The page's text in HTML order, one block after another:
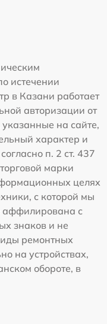
истечении
в Казани работает
авторизации от
на сайте,
характер и
п. 2 ст. 437
марки
целях
с которой мы
аффилирована с
знаков и не
ремонтных
на устройствах,
обороте, в